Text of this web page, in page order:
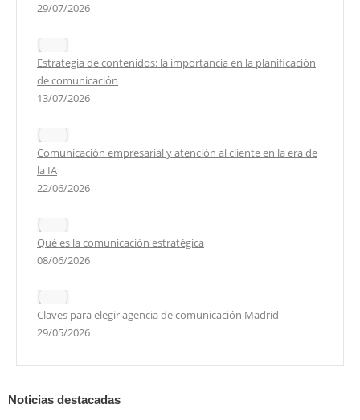
29/07/2026
Estrategia de contenidos: la importancia en la planificación
de comunicación
13/07/2026
Comunicación empresarial y atención al cliente en la era de
la IA
22/06/2026
Qué es la comunicación estratégica
08/06/2026
Claves para elegir agencia de comunicación Madrid
29/05/2026
Noticias destacadas